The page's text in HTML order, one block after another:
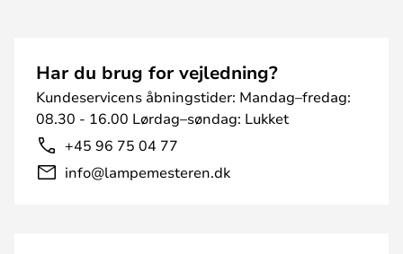
Har du brug for vejledning?
Kundeservicens åbningstider: Mandag–fredag:
08.30 - 16.00 Lørdag–søndag: Lukket
+45 96 75 04 77
info@lampemesteren.dk